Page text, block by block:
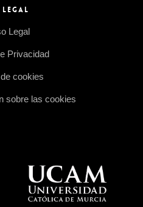
LEGAL
Legal
Privacidad
cookies
sobre las cookies